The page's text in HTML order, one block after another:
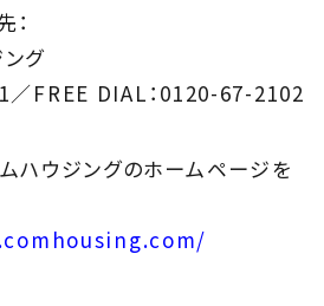
グ
／FREE DIAL：0120-67-2102
ハウジングのホームページを